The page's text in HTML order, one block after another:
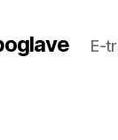
E-